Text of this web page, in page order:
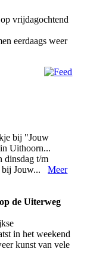
vrijdagochtend
eerdaags weer
bij "Jouw
Uithoorn...
t/m
bij Jouw...Meer
de Uiterweg
in het weekend
kunst van vele